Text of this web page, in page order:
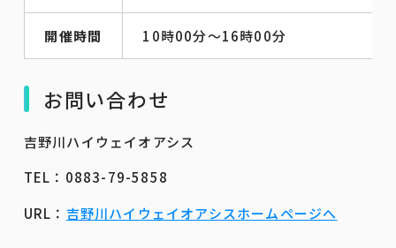
開催時間 10時00分～16時00分
お問い合わせ
吉野川ハイウェイオアシス
TEL：0883-79-5858
URL： 吉野川ハイウェイオアシスホームページへ